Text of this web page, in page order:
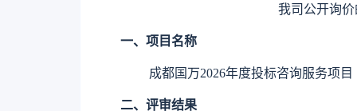
我司公开询价
一、项目名称
成都国万2026年度投标咨询服务项目
二、评审结果